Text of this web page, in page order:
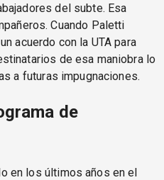
del subte. Esa
Cuando Paletti
acuerdo con la UTA para
de esa maniobra lo
a futuras impugnaciones.
de
en los últimos años en el